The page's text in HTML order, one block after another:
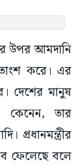
উপর আমদানি
করে। এর
দেশের মানুষ
তার
প্রধানমন্ত্রীর
ফেলেছে বলে